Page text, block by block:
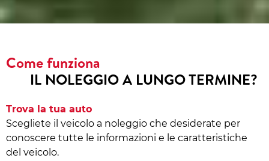
Come funziona
IL NOLEGGIO A LUNGO TERMINE?
Trova la tua auto
Scegliete il veicolo a noleggio che desiderate per
conoscere tutte le informazioni e le caratteristiche
del veicolo.